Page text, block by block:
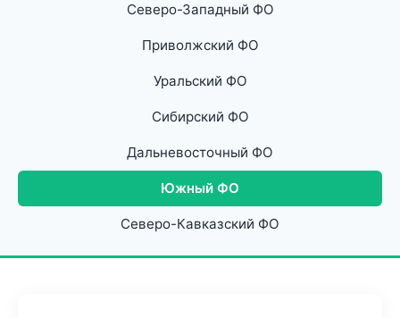
Северо-Западный ФО
Приволжский ФО
Уральский ФО
Сибирский ФО
Дальневосточный ФО
Южный ФО
Северо-Кавказский ФО